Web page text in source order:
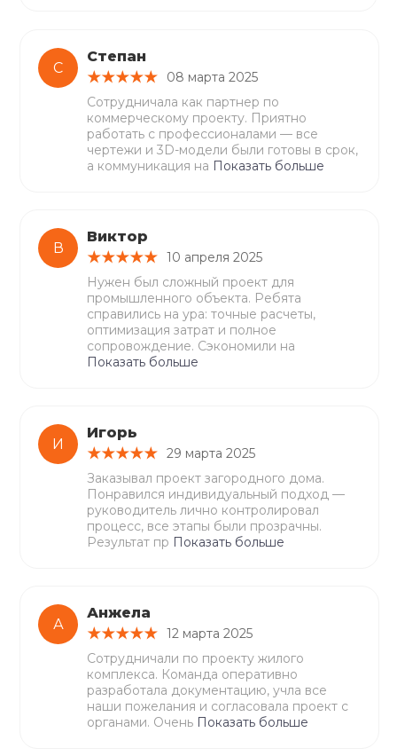
С
Степан
08 марта 2025
Сотрудничала как партнер по
коммерческому проекту. Приятно
работать с профессионалами — все
чертежи и 3D-модели были готовы в срок,
а коммуникация на Показать больше
В
Виктор
10 апреля 2025
Нужен был сложный проект для
промышленного объекта. Ребята
справились на ура: точные расчеты,
оптимизация затрат и полное
сопровождение. Сэкономили на
Показать больше
И
Игорь
29 марта 2025
Заказывал проект загородного дома.
Понравился индивидуальный подход —
руководитель лично контролировал
процесс, все этапы были прозрачны.
Результат пр Показать больше
А
Анжела
12 марта 2025
Сотрудничали по проекту жилого
комплекса. Команда оперативно
разработала документацию, учла все
наши пожелания и согласовала проект с
органами. Очень Показать больше